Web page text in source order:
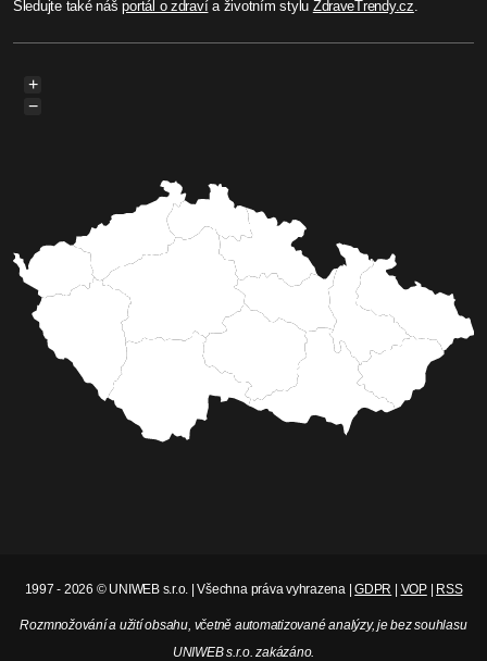
zápletkou v Třebíči
středisko v Třebíči a Agentura Nordproduction z
Chomutova představení Liga pro nevěře od
autora Zdeňka Podskalského. Komedie s
detektivní zápletkou - tak by se dala
charakterizovat tato divadelní inscenace.
Celý článek